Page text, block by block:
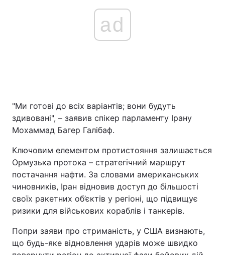
ad
"Ми готові до всіх варіантів; вони будуть
здивовані", – заявив спікер парламенту Ірану
Мохаммад Багер Галібаф.
Ключовим елементом протистояння залишається
Ормузька протока – стратегічний маршрут
постачання нафти. За словами американських
чиновників, Іран відновив доступ до більшості
своїх ракетних об’єктів у регіоні, що підвищує
ризики для військових кораблів і танкерів.
Попри заяви про стриманість, у США визнають,
що будь-яке відновлення ударів може швидко